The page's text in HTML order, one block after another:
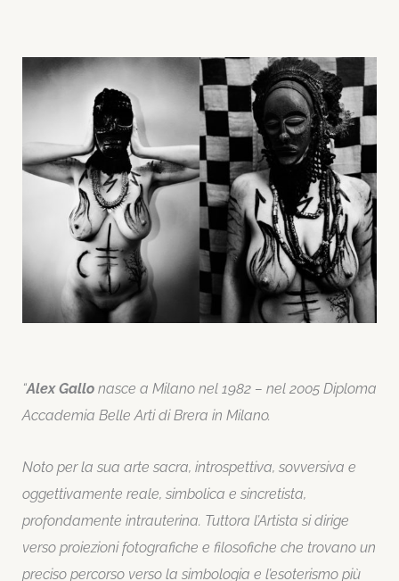
“Alex Gallo nasce a Milano nel 1982 – nel 2005 Diploma
Accademia Belle Arti di Brera in Milano.
Noto per la sua arte sacra, introspettiva, sovversiva e
oggettivamente reale, simbolica e sincretista,
profondamente intrauterina. Tuttora l’Artista si dirige
verso proiezioni fotografiche e filosofiche che trovano un
preciso percorso verso la simbologia e l’esoterismo più